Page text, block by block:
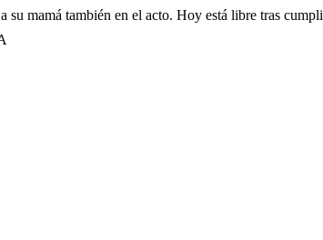
mamá también en el acto. Hoy está libre tras